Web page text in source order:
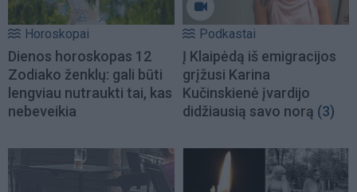
Horoskopai
Dienos horoskopas 12
Zodiako ženklų: gali būti
lengviau nutraukti tai, kas
nebeveikia
Podkastai
Į Klaipėdą iš emigracijos
grįžusi Karina
Kučinskienė įvardijo
didžiausią savo norą (3)